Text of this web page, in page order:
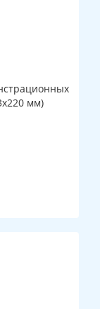
мм)